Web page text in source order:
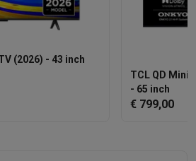
(2026) - 43 inch
TCL QD Mini-
- 65 inch
€ 799,00